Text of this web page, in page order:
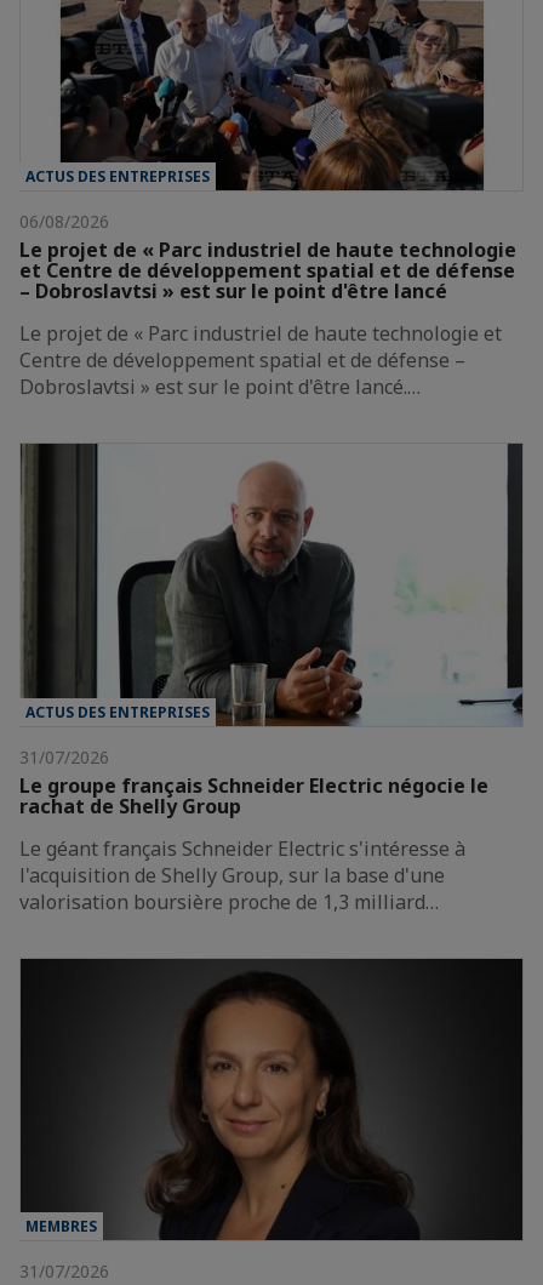
ACTUS DES ENTREPRISES
06/08/2026
Le projet de « Parc industriel de haute technologie
et Centre de développement spatial et de défense
– Dobroslavtsi » est sur le point d'être lancé
Le projet de « Parc industriel de haute technologie et
Centre de développement spatial et de défense –
Dobroslavtsi » est sur le point d'être lancé.…
ACTUS DES ENTREPRISES
31/07/2026
Le groupe français Schneider Electric négocie le
rachat de Shelly Group
Le géant français Schneider Electric s'intéresse à
l'acquisition de Shelly Group, sur la base d'une
valorisation boursière proche de 1,3 milliard…
MEMBRES
31/07/2026